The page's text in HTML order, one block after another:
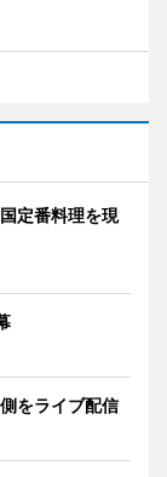
定番料理を現
をライブ配信